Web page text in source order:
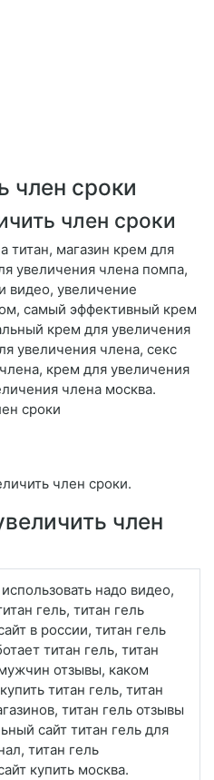
член сроки
член сроки
титан, магазин крем для
увеличения члена помпа,
видео, увеличение
самый эффективный крем
крем для увеличения
увеличения члена, секс
крем для увеличения
члена москва.
сроки
член сроки.
член
надо видео,
гель, титан гель
в россии, титан гель
титан гель, титан
отзывы, каком
титан гель, титан
титан гель отзывы
сайт титан гель для
титан гель
купить москва.